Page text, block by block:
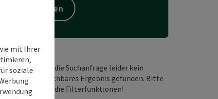
Suchen
Wir haben für die Suchanfrage leider kein
passendes buchbares Ergebnis gefunden. Bitte
verändern Sie die Filterfunktionen!
mit Ihrer
soziale